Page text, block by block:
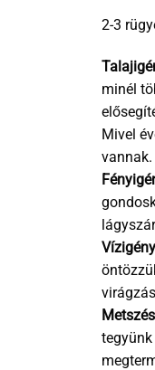
2-3
minél
Mivel
vannak.